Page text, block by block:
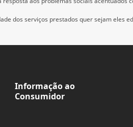
dos serviços prestados quer sejam eles
Informação ao
Consumidor